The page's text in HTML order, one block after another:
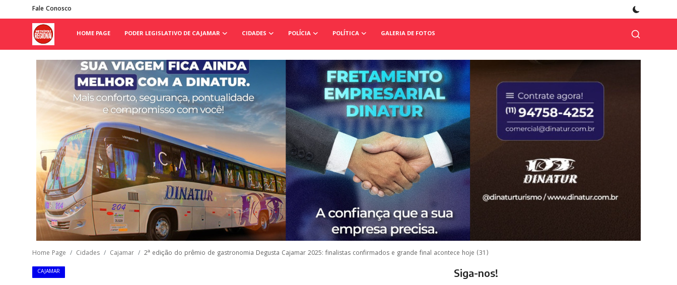
Fale Conosco
HOME PAGE PODER LEGISLATIVO DE CAJAMAR CIDADES POLÍCIA POLÍTICA GALERIA DE FOTOS
Poder Legislativo de Cajamar
Galeria de Fotos
Home Page Cidades Cajamar 2ª edição do prêmio de gastronomia Degusta Cajamar 2025: finalistas confirmados e grande final acontece hoje (31)
CAJAMAR Siga-nos!